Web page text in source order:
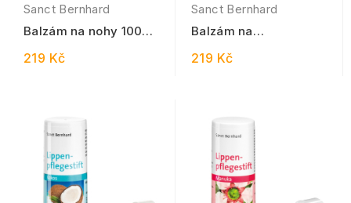
Sanct Bernhard
Balzám na nohy 100
219 Kč
Sanct Bernhard
Balzám na
ml
219 Kč